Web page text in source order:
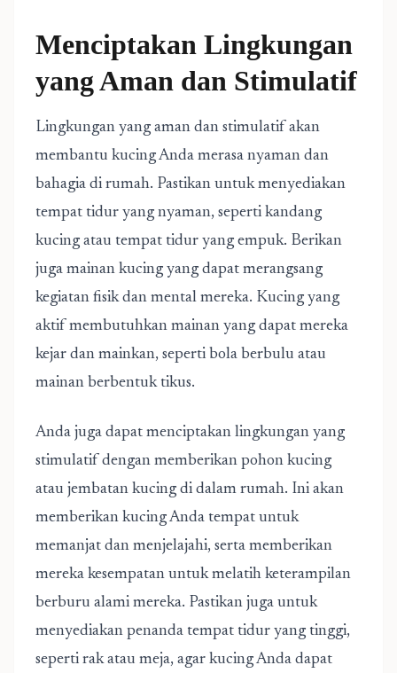
Menciptakan Lingkungan
yang Aman dan Stimulatif
Lingkungan yang aman dan stimulatif akan
membantu kucing Anda merasa nyaman dan
bahagia di rumah. Pastikan untuk menyediakan
tempat tidur yang nyaman, seperti kandang
kucing atau tempat tidur yang empuk. Berikan
juga mainan kucing yang dapat merangsang
kegiatan fisik dan mental mereka. Kucing yang
aktif membutuhkan mainan yang dapat mereka
kejar dan mainkan, seperti bola berbulu atau
mainan berbentuk tikus.
Anda juga dapat menciptakan lingkungan yang
stimulatif dengan memberikan pohon kucing
atau jembatan kucing di dalam rumah. Ini akan
memberikan kucing Anda tempat untuk
memanjat dan menjelajahi, serta memberikan
mereka kesempatan untuk melatih keterampilan
berburu alami mereka. Pastikan juga untuk
menyediakan penanda tempat tidur yang tinggi,
seperti rak atau meja, agar kucing Anda dapat